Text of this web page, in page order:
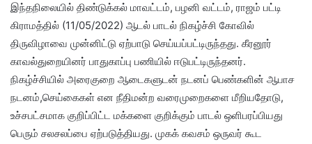
இந்தநிலையில் திண்டுக்கல் மாவட்டம், பழனி வட்டம், ராஜம் பட்டி
கிராமத்தில் (11/05/2022) ஆடல் பாடல் நிகழ்ச்சி கோவில்
திருவிழாவை முன்னிட்டு ஏற்பாடு செய்யப்பட்டிருந்தது. கீரனூர்
காவல்துறையினர் பாதுகாப்பு பணியில் ஈடுபட்டிருந்தனர்.
நிகழ்ச்சியில் அரைகுறை ஆடைகளுடன் நடனப் பெண்களின் ஆபாச
நடனம்,செய்கைகள் என நீதிமன்ற வரைமுறைகளை மீறியதோடு,
உச்சபட்சமாக குறிப்பிட்ட மக்களை குறிக்கும் பாடல் ஒளிபரப்பியது
பெரும் சலசலப்பை ஏற்படுத்தியது. முகக் கவசம் ஒருவர் கூட